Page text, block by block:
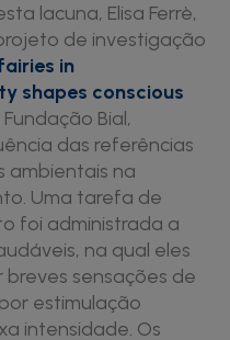
lacuna, Elisa Ferrè,
de investigação
in
shapes conscious
Bial,
das referências
ambientais na
Uma tarefa de
foi administrada a
na qual eles
sensações de
estimulação
intensidade. Os